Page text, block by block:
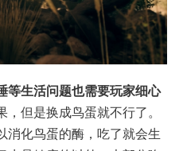
等生活问题也需要玩家细心
但是换成鸟蛋就不行了。
消化鸟蛋的酶，吃了就会生